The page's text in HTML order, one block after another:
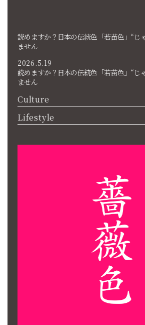
読めますか？日本の伝統色「若苗色」“じ
ません
2026.5.19
読めますか？日本の伝統色「若苗色」“じ
ません
Culture
Lifestyle